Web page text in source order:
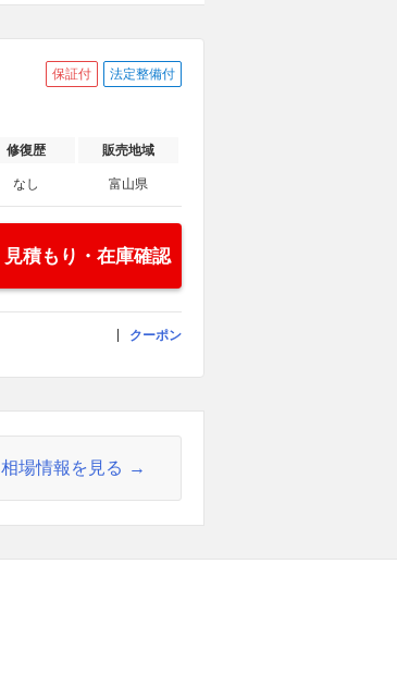
保証付 法定整備付
修復歴 販売地域
なし 富山県
見積もり・在庫確認
クーポン
相場情報を見る